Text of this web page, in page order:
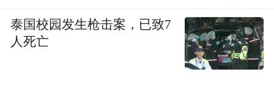
泰国校园发生枪击案，已致7
人死亡